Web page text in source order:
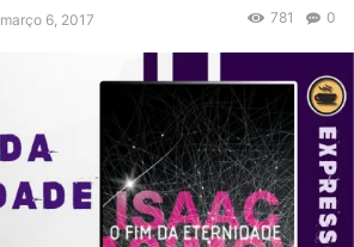
março 6, 2017 0
781